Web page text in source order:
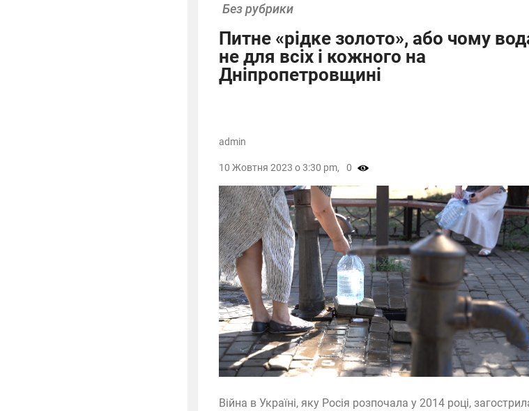
Без рубрики
Питне «рідке золото», або чому
не для всіх і кожного на
Дніпропетровщині
Війна в Україні, яку Росія розпочала у 2014 році,
admin
10 Жовтня 2023 о 3:30 pm, 0